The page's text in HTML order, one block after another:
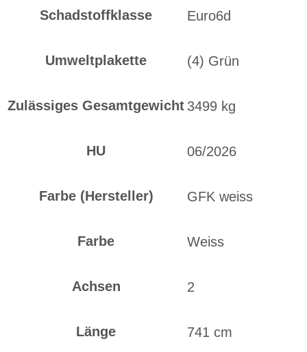
Schadstoffklasse Euro6d
Umweltplakette (4) Grün
Zulässiges Gesamtgewicht 3499 kg
HU 06/2026
Farbe (Hersteller) GFK weiss
Farbe Weiss
Achsen 2
Länge 741 cm